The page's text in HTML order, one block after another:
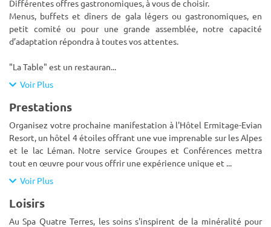
Différentes offres gastronomiques, à vous de choisir.
Menus, buffets et dîners de gala légers ou gastronomiques, en
petit comité ou pour une grande assemblée, notre capacité
d’adaptation répondra à toutes vos attentes.
"La Table" est un restauran...
Voir Plus
Prestations
Organisez votre prochaine manifestation à l'Hôtel Ermitage-Evian
Resort, un hôtel 4 étoiles offrant une vue imprenable sur les Alpes
et le lac Léman. Notre service Groupes et Conférences mettra
tout en œuvre pour vous offrir une expérience unique et ...
Voir Plus
Loisirs
Au Spa Quatre Terres, les soins s'inspirent de la minéralité pour